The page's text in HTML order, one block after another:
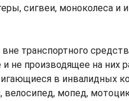
сигвеи, моноколеса и
транспортного
не производящее на них
в инвалидных
велосипед, мопед,